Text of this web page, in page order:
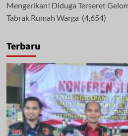
Mengerikan! Diduga Terseret
Tabrak Rumah Warga (4,654)
Terbaru